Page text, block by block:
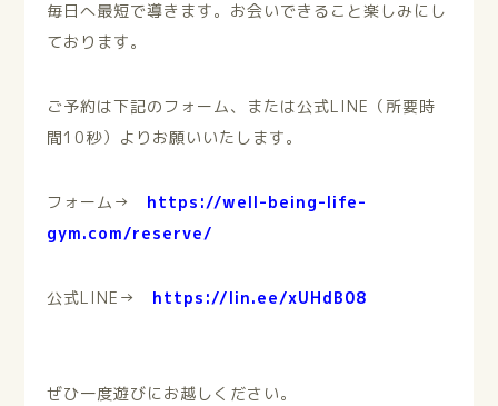
毎日へ最短で導きます。お会いできること楽しみにし
ております。
ご予約は下記のフォーム、または公式LINE（所要時
間10秒）よりお願いいたします。
フォーム→ https://well-being-life-
gym.com/reserve/
公式LINE→ https://lin.ee/xUHdB08
ぜひ一度遊びにお越しください。